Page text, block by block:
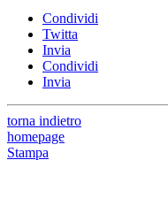
Condividi
Twitta
Invia
Condividi
Invia
torna indietro
homepage
Stampa